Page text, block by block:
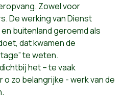
Zowel voor
De werking van Dienst
buitenland geroemd als
datkwamende
te weten.
het – te vaak
zo belangrijke - werk van de